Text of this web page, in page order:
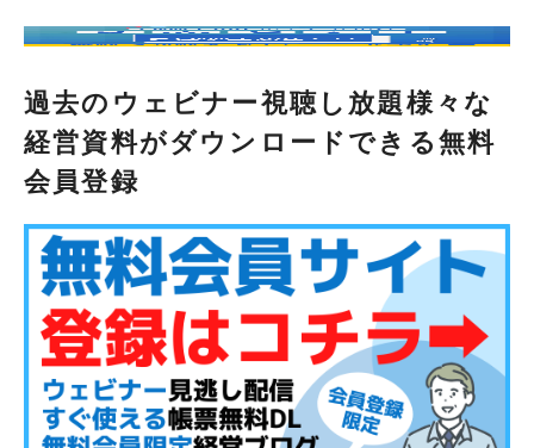
過去のウェビナー視聴し放題様々な
経営資料がダウンロードできる無料
会員登録